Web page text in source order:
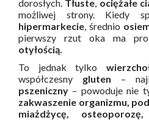
dorosłych. Tłuste, ociężałe
możliwej strony. Kiedy
hipermarkecie, średnio
pierwszy rzut oka ma
otyłością.
To jednak tylko
współczesny gluten –
pszeniczny – powoduje nie
zakwaszenie organizmu,
miażdżycę,